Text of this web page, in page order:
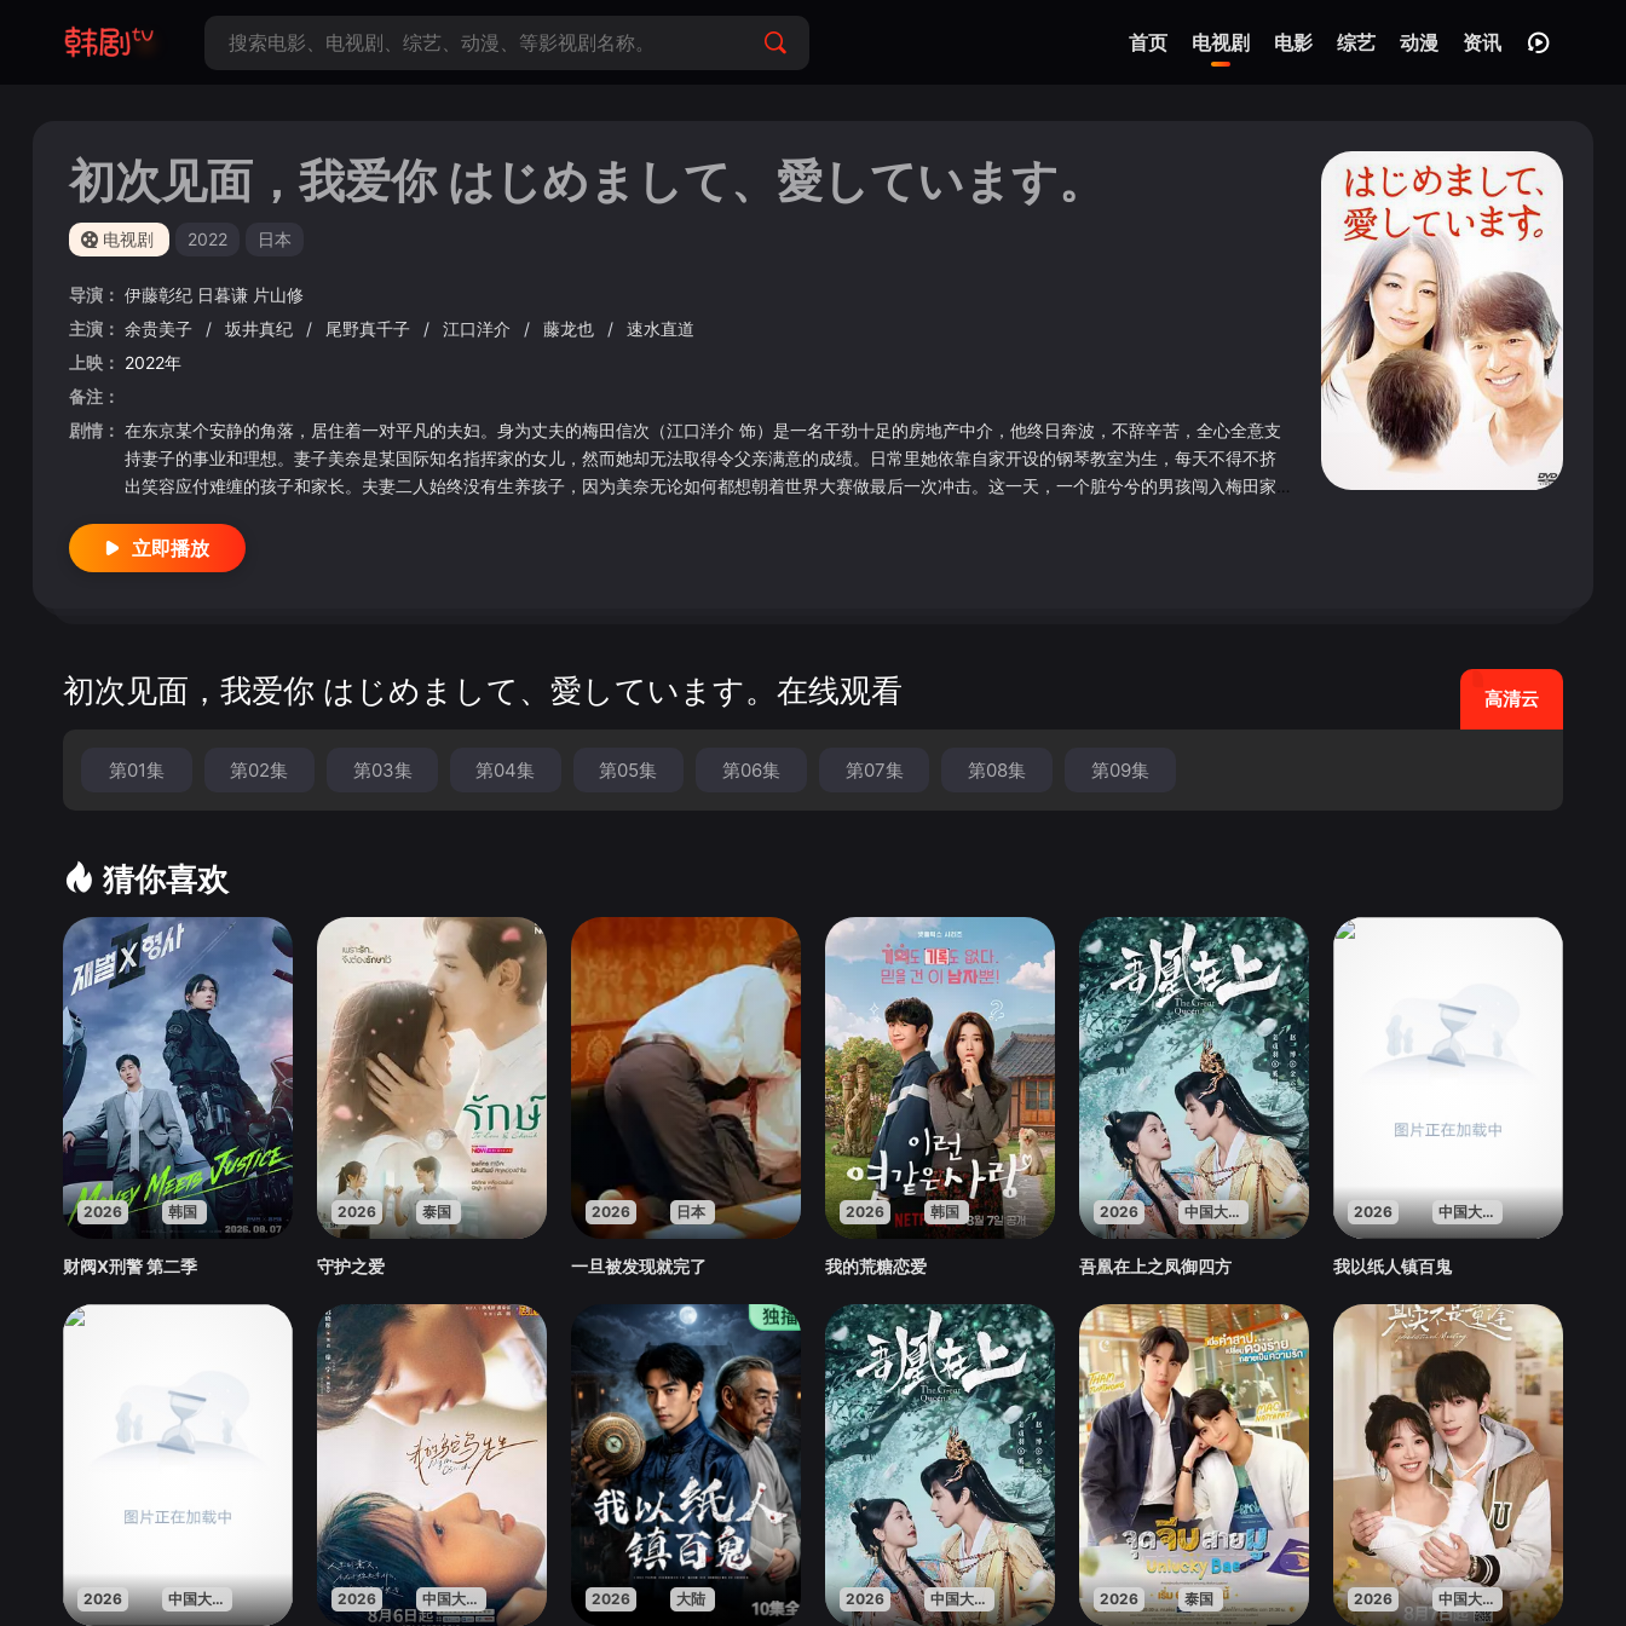
首页 电视剧 电影 综艺 动漫 资讯
初次见面，我爱你 はじめまして、愛しています。
电视剧 2022 日本
导演： 伊藤彰纪 日暮谦 片山修
主演： 余贵美子 / 坂井真纪 / 尾野真千子 / 江口洋介 / 藤龙也 /
速水直道
上映： 2022年
备注：
剧情： 在东京某个安静的角落，居住着一对平凡的夫妇。身为丈夫的梅田信次（江口洋介 饰）是一名干劲十足的房地产中介，他终日奔波，不辞辛苦，全心全意支
持妻子的事业和理想。妻子美奈是某国际知名指挥家的女儿，然而她却无法取得令父亲满意的成绩。日常里她依靠自家开设的钢琴教室为生，每天不得不挤
出笑容应付难缠的孩子和家长。夫妻二人始终没有生养孩子，因为美奈无论如何都想朝着世界大赛做最后一次冲击。这一天，一个脏兮兮的男孩闯入梅田家
&nbsp; &nbsp; &nbsp; &nbsp; &nbsp; &nbsp; &nbsp; &nbsp; &nbsp; &nbsp; &nbsp; &nbsp; &nbsp; &nbsp; &nbsp; &nbsp; &nbsp; &nbsp; &nbsp; &
nbsp; &nbsp; &nbsp; &nbsp; &nbsp; &nbsp; &nbsp; &nbsp;在丈夫的鼓动下，美奈决定收养这个钟情于她琴声的男孩……
立即播放
初次见面，我爱你 はじめまして、愛しています。在线观看 高清云
第01集 第02集 第03集 第04集 第05集 第06集 第07集 第08集 第09集
猜你喜欢
2026 韩国
财阀X刑警 第二季
2026 泰国
守护之爱
2026 日本
一旦被发现就完了
2026 韩国
我的荒糖恋爱
2026 中国大陆
吾凰在上之凤御四方
2026 中国大陆
我以纸人镇百鬼
2026 中国大陆 2026 中国大陆 2026 大陆 2026 中国大陆 2026 泰国 2026 中国大陆